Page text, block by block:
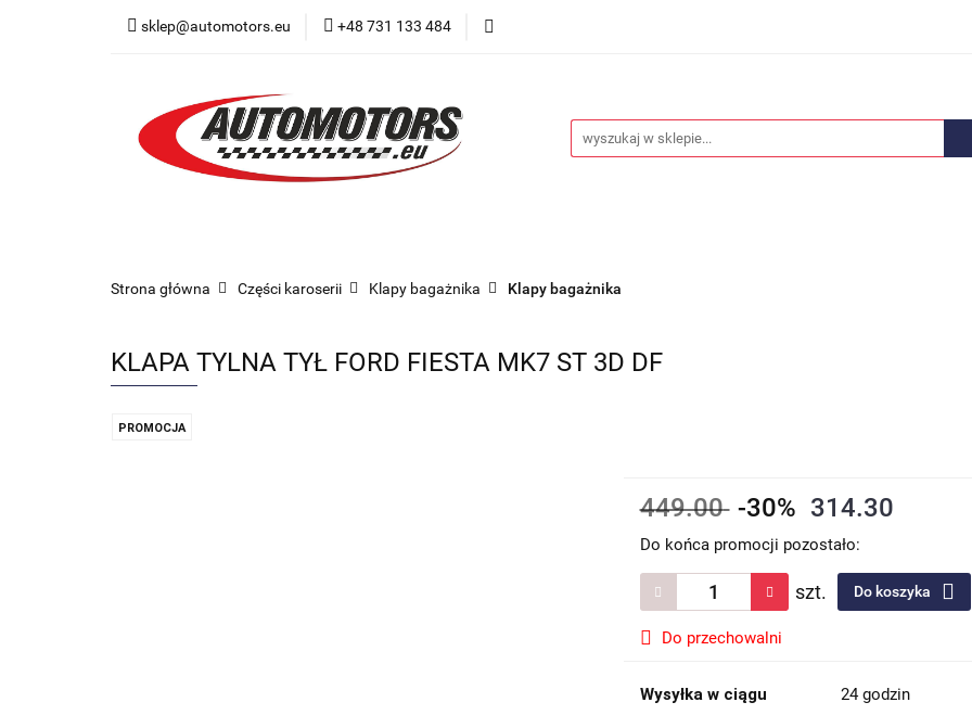
sklep@automotors.eu +48 731 133 484
Części samochodowe
Car audio Nowości
Strona główna Części karoserii Klapy bagażnika Klapy bagażnika
KLAPA TYLNA TYŁ FORD FIESTA MK7 ST 3D DF
PROMOCJA
449.00 -30% 314.30
Do końca promocji pozostało:
szt. Do koszyka
Do przechowalni
Wysyłka w ciągu 24 godzin